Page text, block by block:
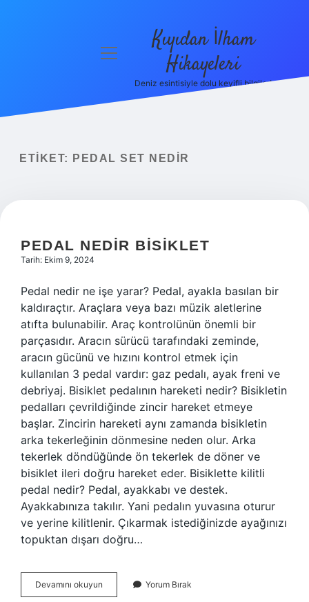
menüyü
Kıyıdan İlham
Hikayeleri
Deniz esintisiyle dolu keyifli bilgiler!
ETIKET: PEDAL SET NEDIR
PEDAL NEDIR BISIKLET
Tarih: Ekim 9, 2024
Pedal nedir ne işe yarar? Pedal, ayakla basılan bir
kaldıraçtır. Araçlara veya bazı müzik aletlerine
atıfta bulunabilir. Araç kontrolünün önemli bir
parçasıdır. Aracın sürücü tarafındaki zeminde,
aracın gücünü ve hızını kontrol etmek için
kullanılan 3 pedal vardır: gaz pedalı, ayak freni ve
debriyaj. Bisiklet pedalının hareketi nedir? Bisikletin
pedalları çevrildiğinde zincir hareket etmeye
başlar. Zincirin hareketi aynı zamanda bisikletin
arka tekerleğinin dönmesine neden olur. Arka
tekerlek döndüğünde ön tekerlek de döner ve
bisiklet ileri doğru hareket eder. Bisiklette kilitli
pedal nedir? Pedal, ayakkabı ve destek.
Ayakkabınıza takılır. Yani pedalın yuvasına oturur
ve yerine kilitlenir. Çıkarmak istediğinizde ayağınızı
topuktan dışarı doğru…
Devamını okuyun
Nedir
Yorum Bırak